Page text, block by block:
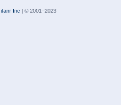
ifanr Inc | © 2001–2023